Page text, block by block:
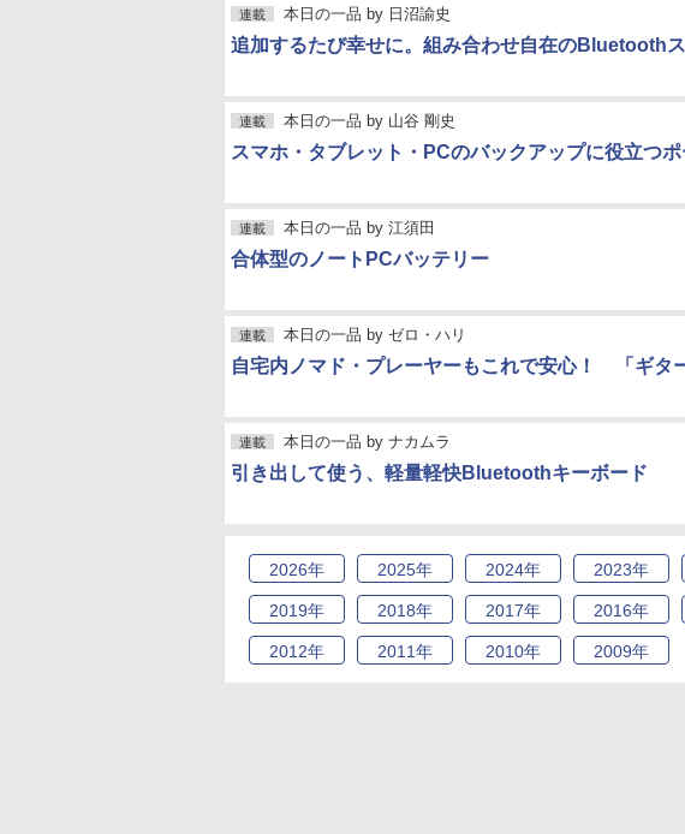
連載 本日の一品 by 日沼諭史
追加するたび幸せに。組み合わせ自在のBluetooth
連載 本日の一品 by 山谷 剛史
スマホ・タブレット・PCのバックアップに役立つ
連載 本日の一品 by 江須田
合体型のノートPCバッテリー
連載 本日の一品 by ゼロ・ハリ
自宅内ノマド・プレーヤーもこれで安心！ 「ギタ
連載 本日の一品 by ナカムラ
引き出して使う、軽量軽快Bluetoothキーボード
2026年 2025年 2024年 2023年
2019年 2018年 2017年 2016年
2012年 2011年 2010年 2009年